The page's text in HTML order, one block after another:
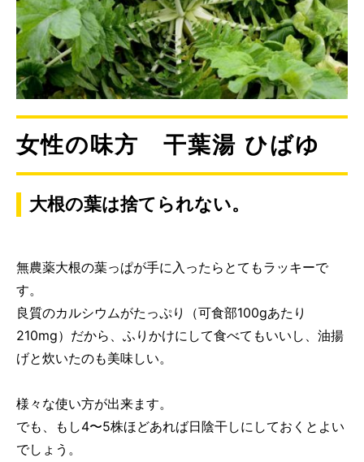
女性の味方 干葉湯 ひばゆ
大根の葉は捨てられない。
無農薬大根の葉っぱが手に入ったらとてもラッキーで
す。
良質のカルシウムがたっぷり（可食部100gあたり
210mg）だから、ふりかけにして食べてもいいし、油揚
げと炊いたのも美味しい。
様々な使い方が出来ます。
でも、もし4〜5株ほどあれば日陰干しにしておくとよい
でしょう。